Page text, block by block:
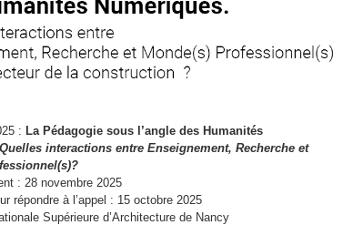
: La Pédagogie sous l’angle des Humanités
Quelles interactions entre Enseignement, Recherche et
: 28 novembre 2025
répondre à l’appel : 15 octobre 2025
Supérieure d’Architecture de Nancy